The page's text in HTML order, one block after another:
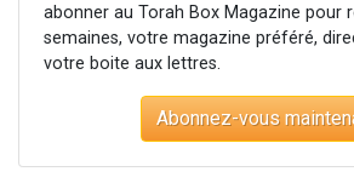
abonner au Torah Box Magazine pour
semaines, votre magazine préféré,
votre boite aux lettres.
Abonnez-vous